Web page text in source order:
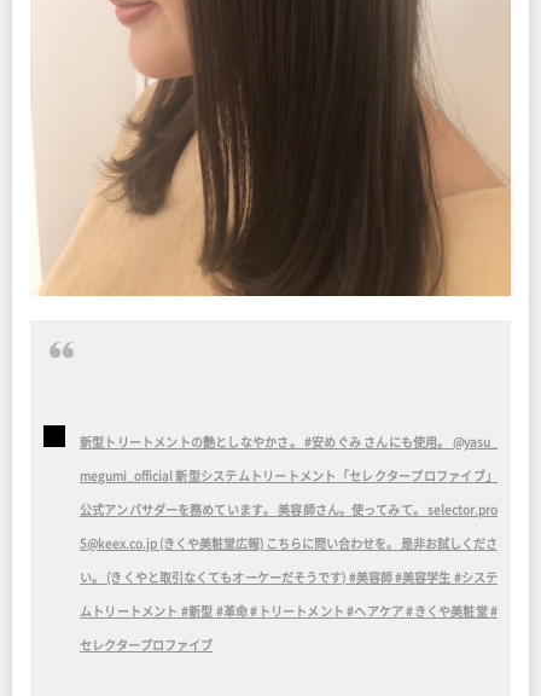
新型トリートメントの艶としなやかさ。 #安めぐみ さんにも使用。 @yasu_
megumi_official 新型システムトリートメント「セレクタープロファイブ」
公式アンバサダーを務めています。 美容師さん。使ってみて。 selector.pro
5@keex.co.jp (きくや美粧堂広報) こちらに問い合わせを。 是非お試しくださ
い。 (きくやと取引なくてもオーケーだそうです) #美容師 #美容学生 #システ
ムトリートメント #新型 #革命 #トリートメント #ヘアケア #きくや美粧堂 #
セレクタープロファイブ